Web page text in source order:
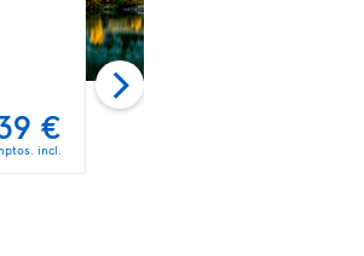
€
incl.
Halifax
de Málaga
de